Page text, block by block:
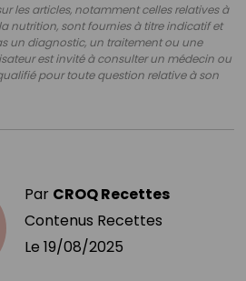
les articles, notamment celles relatives à
nutrition, sont fournies à titre indicatif et
un diagnostic, un traitement ou une
est invité à consulter un médecin ou
pour toute question relative à son
Par CROQ Recettes
Contenus Recettes
Le 19/08/2025